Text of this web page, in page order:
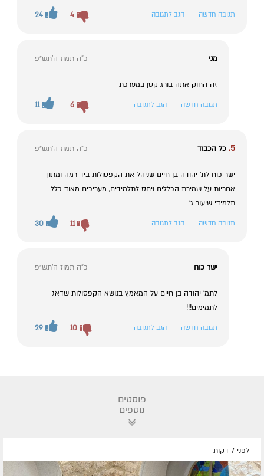
תגובה חדשה הגב לתגובה 24 4
מני כ"ה תמוז ה׳תש״פ
זה החוק אתה בורג קטן במערכת
תגובה חדשה הגב לתגובה 11 6
5. כל הכבוד כ"ה תמוז ה׳תש״פ
ישר כוח לת' יהודה בן חיים שניהל את הקפסולות ביד רמה ומתוך
אחריות על שמירת הכללים ויחס לתלמידים, מעריכים מאוד כלל
תלמידי שיעור ג'
תגובה חדשה הגב לתגובה 30 11
ישר כוח כ"ה תמוז ה׳תש״פ
לתמ' יהודה בן חיים על המאמץ בנושא הקפסולות שדאג
לתמימים!!!
תגובה חדשה הגב לתגובה 29 10
פוסטים
נוספים
לפני 7 דקות